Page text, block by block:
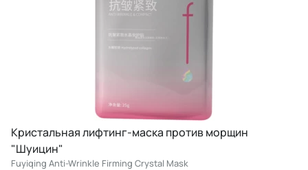
Кристальная лифтинг-маска против морщин
"Шуицин"
Fuyiqing Anti-Wrinkle Firming Crystal Mask